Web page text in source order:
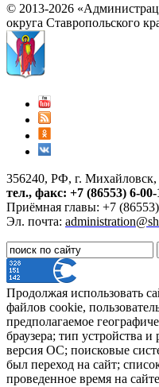
© 2013-2026
округа Ставропольского
356240, РФ, г.
тел., факс: +7 (86553) 6-00-
Приёмная главы: +7
Эл. почта:
Продолжая использовать
файлов cookie,
предполагаемое
браузера; тип устройства
версия ОС; поисковые
был переход на сайт;
проведенное время на